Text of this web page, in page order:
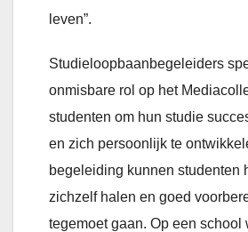
leven”.
Studieloopbaanbegeleiders
onmisbare rol op het
studenten om hun studie
en zich persoonlijk te
begeleiding kunnen studenten
zichzelf halen en goed
tegemoet gaan. Op een school